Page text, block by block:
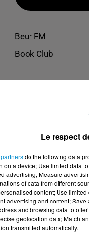
Beur FM
Book Club
Le respect
do the following data
on a device; Use limited data
advertising; Measure
of data from different
content; Use
advertising and content;
and browsing data to
geolocation data; Match
transmitted automatically.